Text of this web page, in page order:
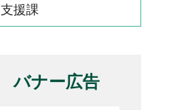
支援課
バナー広告